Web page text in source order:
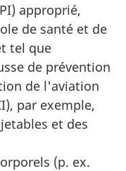
approprié,
de santé et de
tel que
de prévention
de l'aviation
par exemple,
et des
(p. ex.